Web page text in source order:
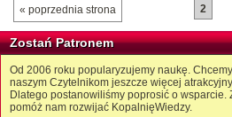
« poprzednia strona 2
Zostań Patronem
Od 2006 roku popularyzujemy naukę.
naszym Czytelnikom jeszcze więcej
Dlatego postanowiliśmy poprosić o wsparcie.
pomóż nam rozwijać KopalnięWiedzy.